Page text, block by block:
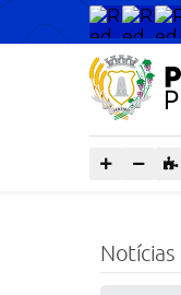
Notícias